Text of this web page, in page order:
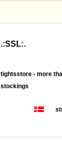
.:SSL:.
tightsstore - more
stockings